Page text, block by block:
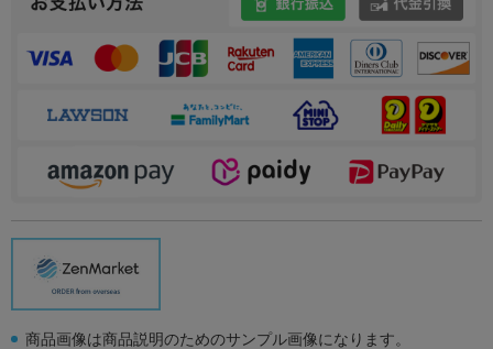
商品画像は商品説明のためのサンプル画像になります。